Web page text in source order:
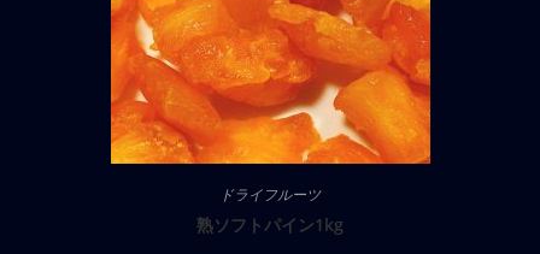
ドライフルーツ
熟ソフトパイン1kg